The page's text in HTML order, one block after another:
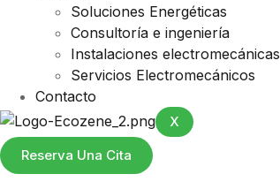
Soluciones Energéticas
Consultoría e ingeniería
Instalaciones electromecánicas
Servicios Electromecánicos
Contacto
X
Reserva Una Cita